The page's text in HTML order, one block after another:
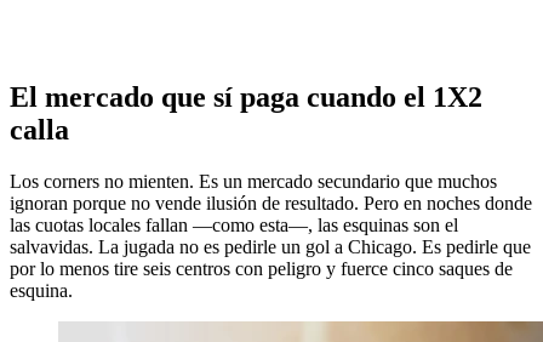
El mercado que sí paga cuando el 1X2
calla
Los corners no mienten. Es un mercado secundario que muchos
ignoran porque no vende ilusión de resultado. Pero en noches donde
las cuotas locales fallan —como esta—, las esquinas son el
salvavidas. La jugada no es pedirle un gol a Chicago. Es pedirle que
por lo menos tire seis centros con peligro y fuerce cinco saques de
esquina.